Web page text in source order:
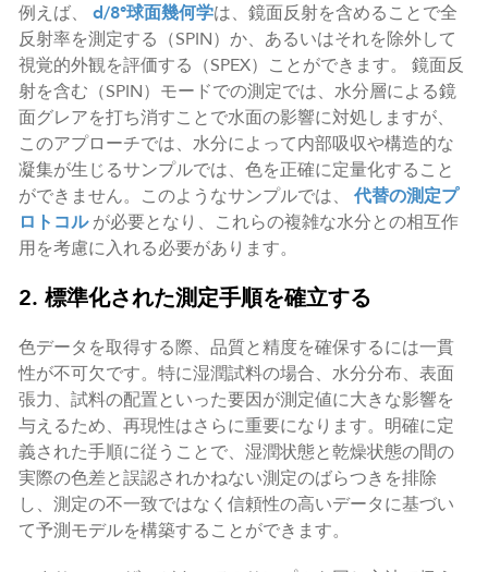
例えば、
d/8°球面幾何学は、鏡面反射を含めることで全
反射率を測定する（SPIN）か、あるいはそれを除外して
視覚的外観を評価する（SPEX）ことができます。 鏡面反
射を含む（SPIN）モードでの測定では、水分層による鏡
面グレアを打ち消すことで水面の影響に対処しますが、
このアプローチでは、水分によって内部吸収や構造的な
凝集が生じるサンプルでは、色を正確に定量化すること
ができません。このようなサンプルでは、
代替の測定プ
ロトコルが必要となり、これらの複雑な水分との相互作
用を考慮に入れる必要があります。
2. 標準化された測定手順を確立する
色データを取得する際、品質と精度を確保するには一貫
性が不可欠です。特に湿潤試料の場合、水分分布、表面
張力、試料の配置といった要因が測定値に大きな影響を
与えるため、再現性はさらに重要になります。明確に定
義された手順に従うことで、湿潤状態と乾燥状態の間の
実際の色差と誤認されかねない測定のばらつきを排除
し、測定の不一致ではなく信頼性の高いデータに基づい
て予測モデルを構築することができます。